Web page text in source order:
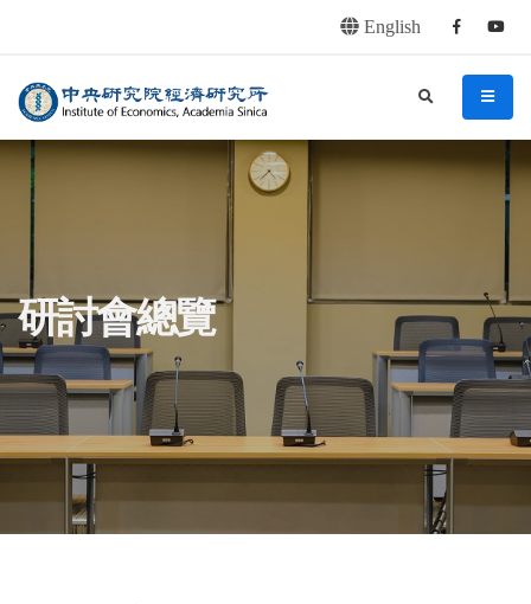
English Facebook
中央研究院經濟研究所 menu
search
:::
研討會總覽